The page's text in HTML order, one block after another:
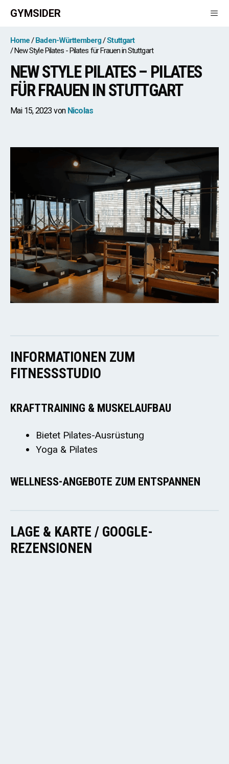
Zum
Inhalt
springen
GYMSIDER
Home Baden-Württemberg
Stuttgart
New Style Pilates - Pilates für Frauen in Stuttgart
NEW STYLE PILATES – PILATES
FÜR FRAUEN IN STUTTGART
Mai 15, 2023 von Nicolas
INFORMATIONEN ZUM
FITNESSSTUDIO
KRAFTTRAINING & MUSKELAUFBAU
Bietet Pilates-Ausrüstung
Yoga & Pilates
WELLNESS-ANGEBOTE ZUM ENTSPANNEN
LAGE & KARTE / GOOGLE-
REZENSIONEN